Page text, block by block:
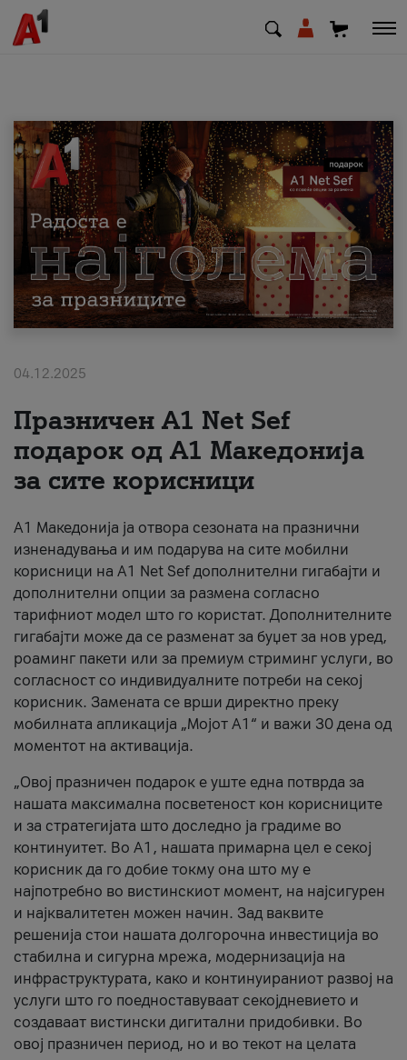
МК EN SQ
Приватни Деловни
Поддршка
Надополни кредит
За нас
#ПодобарОнлајн
04.12.2025
Празничен A1 Net Sеf
подарок од А1 Македонија
за сите корисници
А1 Македонија ја отвора сезоната на празнични
изненадувања и им подарува на сите мобилни
корисници на A1 Net Sef дополнителни гигабајти и
дополнителни опции за размена согласно
тарифниот модел што го користат. Дополнителните
гигабајти може да се разменат за буџет за нов уред,
роаминг пакети или за премиум стриминг услуги, во
согласност со индивидуалните потреби на секој
корисник. Замената се врши директно преку
мобилната апликација „Мојот А1“ и важи 30 дена од
моментот на активација.
„Овој празничен подарок е уште една потврда за
нашата максимална посветеност кон корисниците
и за стратегијата што доследно ја градиме во
континуитет. Во А1, нашата примарна цел е секој
корисник да го добие токму она што му е
најпотребно во вистинскиот момент, на најсигурен
и најквалитетен можен начин. Зад ваквите
решенија стои нашата долгорочна инвестиција во
стабилна и сигурна мрежа, модернизација на
инфраструктурата, како и континуираниот развој на
услуги што го поедноставуваат секојдневието и
создаваат вистински дигитални придобивки. Во
овој празничен период, но и во текот на целата